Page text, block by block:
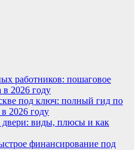
работников: пошаговое
в 2026 году
под ключ: полный гид по
2026 году
двери: виды, плюсы и как
финансирование под